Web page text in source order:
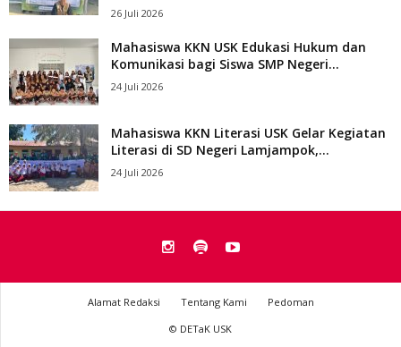
26 Juli 2026
Mahasiswa KKN USK Edukasi Hukum dan
Komunikasi bagi Siswa SMP Negeri...
24 Juli 2026
Mahasiswa KKN Literasi USK Gelar Kegiatan
Literasi di SD Negeri Lamjampok,...
24 Juli 2026
Alamat Redaksi Tentang Kami
Pedoman
© DETaK USK